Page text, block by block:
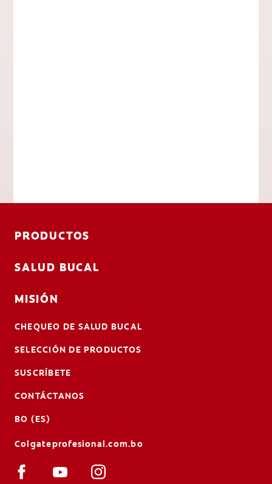
PRODUCTOS
SALUD BUCAL
MISIÓN
CHEQUEO DE SALUD BUCAL
SELECCIÓN DE PRODUCTOS
SUSCRÍBETE
CONTÁCTANOS
BO (ES)
Colgateprofesional.com.bo